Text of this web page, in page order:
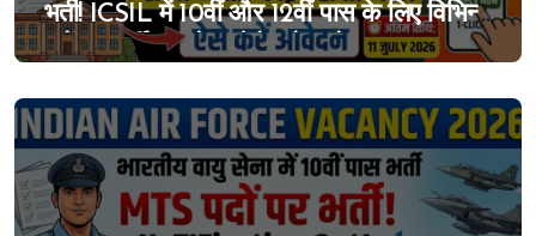
भर्ती! ICSIL में 10वीं और 12वीं पास के लिए विभिन्न
पदों पर भर्ती का मौका, ऐसे करे आवेदन